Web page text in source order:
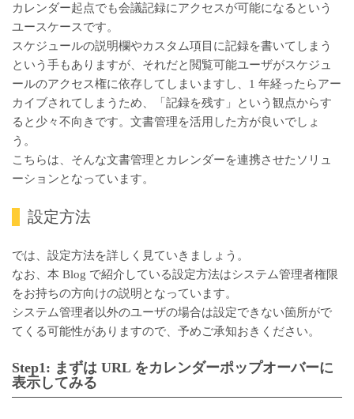
カレンダー起点でも会議記録にアクセスが可能になるという
ユースケースです。
スケジュールの説明欄やカスタム項目に記録を書いてしまう
という手もありますが、それだと閲覧可能ユーザがスケジュ
ールのアクセス権に依存してしまいますし、1 年経ったらアー
カイブされてしまうため、「記録を残す」という観点からす
ると少々不向きです。文書管理を活用した方が良いでしょ
う。
こちらは、そんな文書管理とカレンダーを連携させたソリュ
ーションとなっています。
設定方法
では、設定方法を詳しく見ていきましょう。
なお、本 Blog で紹介している設定方法はシステム管理者権限
をお持ちの方向けの説明となっています。
システム管理者以外のユーザの場合は設定できない箇所がで
てくる可能性がありますので、予めご承知おきください。
Step1: まずは URL をカレンダーポップオーバーに
表示してみる